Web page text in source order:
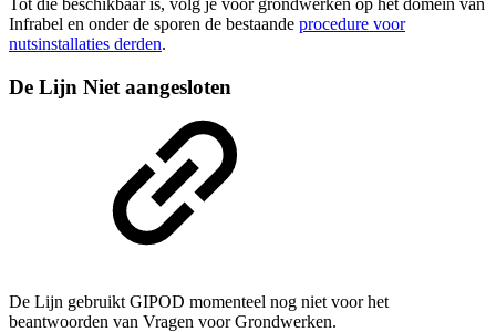
Tot die beschikbaar is, volg je voor grondwerken op het domein van
Infrabel en onder de sporen de bestaande procedure voor
nutsinstallaties derden.
De Lijn Niet aangesloten
De Lijn gebruikt GIPOD momenteel nog niet voor het
beantwoorden van Vragen voor Grondwerken.